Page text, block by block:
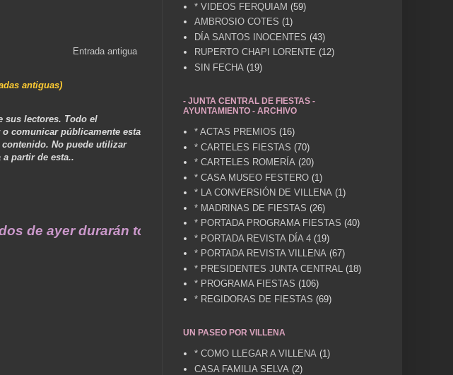
Entrada antigua
antiguas)
sus lectores. Todo el
comunicar públicamente esta
No puede utilizar
partir de esta..
durarán toda una vida .... TÚ HACES VILLENA CUÉNTAME... UN
* VIDEOS FERQUIAM (59)
AMBROSIO COTES (1)
DÍA SANTOS INOCENTES (43)
RUPERTO CHAPI LORENTE (12)
SIN FECHA (19)
- JUNTA CENTRAL DE FIESTAS -
AYUNTAMIENTO - ARCHIVO
* ACTAS PREMIOS (16)
* CARTELES FIESTAS (70)
* CARTELES ROMERÍA (20)
* CASA MUSEO FESTERO (1)
* LA CONVERSIÓN DE VILLENA (1)
* MADRINAS DE FIESTAS (26)
* PORTADA PROGRAMA FIESTAS (40)
* PORTADA REVISTA DÍA 4 (19)
* PORTADA REVISTA VILLENA (67)
* PRESIDENTES JUNTA CENTRAL
(18)
* PROGRAMA FIESTAS (106)
* REGIDORAS DE FIESTAS (69)
UN PASEO POR VILLENA
* COMO LLEGAR A VILLENA (1)
CASA FAMILIA SELVA (2)